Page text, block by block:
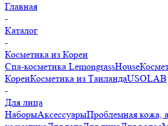
Главная
-
Каталог
-
Косметика из Кореи
Спа-косметика LemongrassHouse
КореиКосметика из ТаиландаUSOLAB
-
Для лица
НаборыАксессуарыПроблемная кожа,